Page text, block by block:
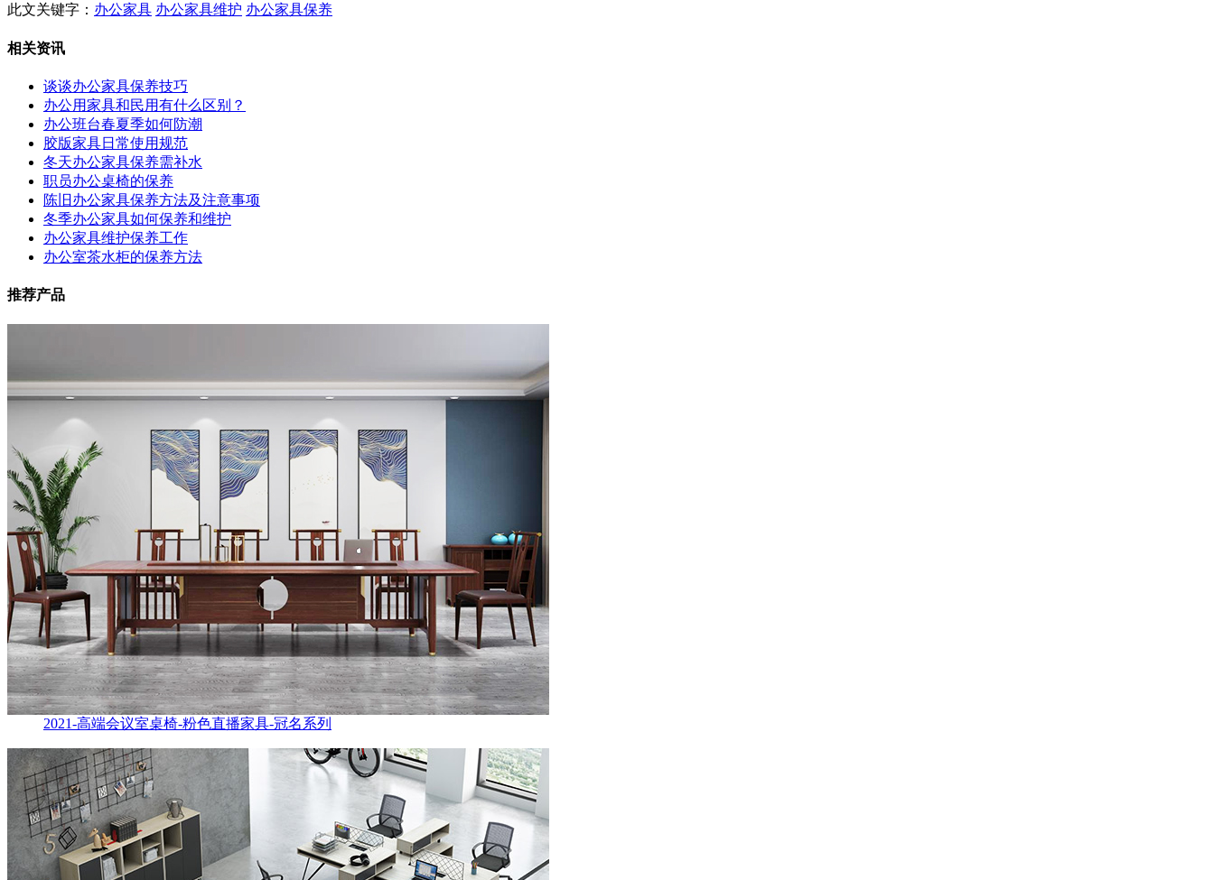
此文关键字： 办公家具 办公家具维护 办公家具保养
相关资讯
谈谈办公家具保养技巧
办公用家具和民用有什么区别？
办公班台春夏季如何防潮
胶版家具日常使用规范
冬天办公家具保养需补水
职员办公桌椅的保养
陈旧办公家具保养方法及注意事项
冬季办公家具如何保养和维护
办公家具维护保养工作
办公室茶水柜的保养方法
推荐产品
2021-高端会议室桌椅-粉色直播家具-冠名系列